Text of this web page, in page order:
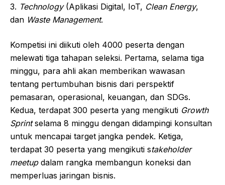
3. Technology(Aplikasi Digital, IoT, Clean Energy,
dan Waste Management.
Kompetisi ini diikuti oleh 4000 peserta dengan
melewati tiga tahapan seleksi. Pertama, selama tiga
minggu, para ahli akan memberikan wawasan
tentang pertumbuhan bisnis dari perspektif
pemasaran, operasional, keuangan, dan SDGs.
Kedua, terdapat 300 peserta yang mengikuti Growth
Sprintselama 8 minggu dengan didampingi konsultan
untuk mencapai target jangka pendek. Ketiga,
terdapat 30 peserta yang mengikuti stakeholder
meetupdalam rangka membangun koneksi dan
memperluas jaringan bisnis.